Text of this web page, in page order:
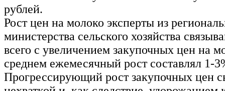
рублей.
Рост цен на молоко эксперты из
министерства сельского хозяйства
всего с увеличением закупочных цен на
среднем ежемесячный рост составлял 1-
Прогрессирующий рост закупочных цен